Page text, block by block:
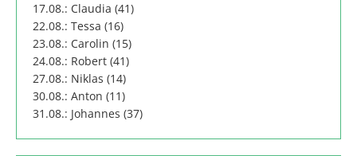
17.08.: Claudia (41)
22.08.: Tessa (16)
23.08.: Carolin (15)
24.08.: Robert (41)
27.08.: Niklas (14)
30.08.: Anton (11)
31.08.: Johannes (37)